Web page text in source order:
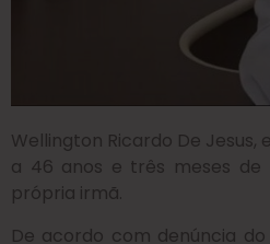
Wellington Ricardo De
a 46 anos e três meses
própria irmã.
De acordo com denúncia